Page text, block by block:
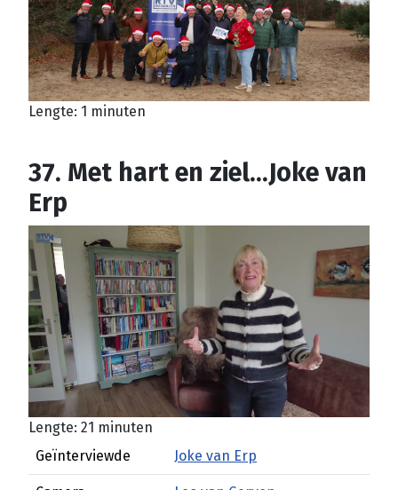
Lengte: 1 minuten
37. Met hart en ziel...Joke van
Erp
Lengte: 21 minuten
Geïnterviewde
Joke van Erp